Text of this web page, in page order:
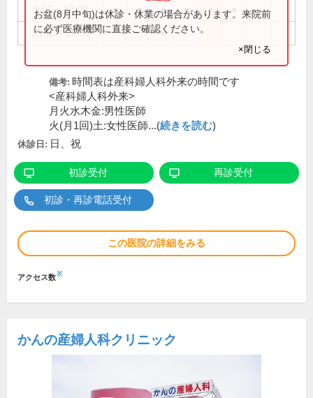
9:00～12:00 ● ● ● ● ●
15:00～18:30 ●
お盆(8月中旬)は休診・休業の場合があります。来院前
に必ず医療機関に直接ご確認ください。
×閉じる
備考: 時間表は産科婦人科外来の時間です
<産科婦人科外来>
月火水木金:男性医師
火(月1回)土:女性医師...(続きを読む)
休診日: 日、祝
初診受付 再診受付
初診・再診電話受付
この医院の詳細をみる
アクセス数※
かんの産婦人科クリニック